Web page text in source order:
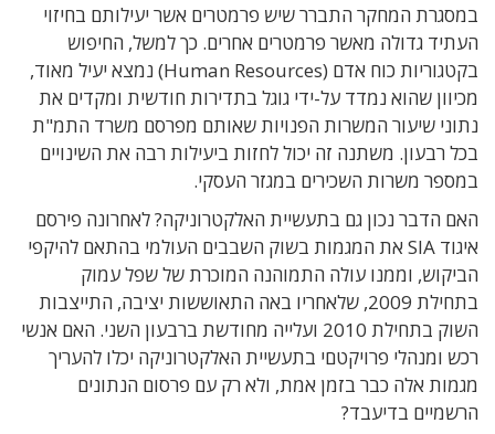
במסגרת המחקר התברר שיש פרמטרים אשר יעילותם בחיזוי
העתיד גדולה מאשר פרמטרים אחרים. כך למשל, החיפוש
בקטגוריות כוח אדם (Human Resources) נמצא יעיל מאוד,
מכיוון שהוא נמדד על-ידי גוגל בתדירות חודשית ומקדים את
נתוני שיעור המשרות הפנויות שאותם מפרסם משרד התמ"ת
בכל רבעון. משתנה זה יכול לחזות ביעילות רבה את השינויים
במספר משרות השכירים במגזר העסקי.
האם הדבר נכון גם בתעשיית האלקטרוניקה? לאחרונה פירסם
איגוד SIA את המגמות בשוק השבבים העולמי בהתאם להיקפי
הביקוש, וממנו עולה התמוהנה המוכרת של שפל עמוק
בתחילת 2009, שלאחריו באה התאוששות יציבה, התייצבות
השוק בתחילת 2010 ועלייה מחודשת ברבעון השני. האם אנשי
רכש ומנהלי פרויקטםי בתעשיית האלקטרוניקה יכלו להעריך
מגמות אלה כבר בזמן אמת, ולא רק עם פרסום הנתונים
הרשמיים בדיעבד?